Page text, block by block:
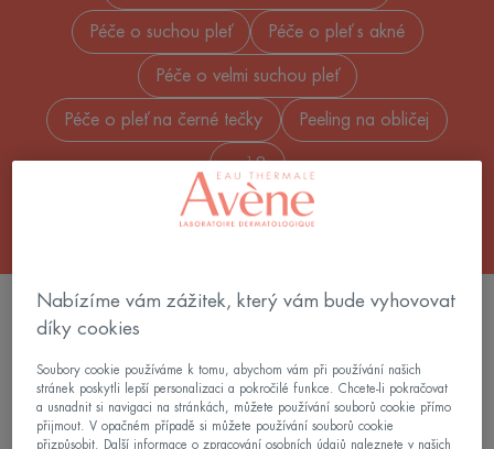
Péče o suchou pleť Péče o pleť s akné
Péče o velmi suchou pleť
Péče o pleť na černé tečky Peeling na obličej
+ 18
FILTROVÁNÍ VÝROBKŮ
111 výsledky "Péče o obličej"
Minerální
Tónovací
Nabízíme vám zážitek, který vám bude vyhovovat
díky cookies
Soubory cookie používáme k tomu, abychom vám při používání našich
stránek poskytli lepší personalizaci a pokročilé funkce. Chcete-li pokračovat
a usnadnit si navigaci na stránkách, můžete používání souborů cookie přímo
přijmout. V opačném případě si můžete používání souborů cookie
přizpůsobit. Další informace o zpracování osobních údajů naleznete v našich